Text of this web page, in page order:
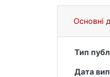
Основні
Тип
Дата